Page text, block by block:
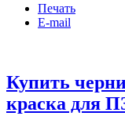
Печать
E-mail
Купить
краска для